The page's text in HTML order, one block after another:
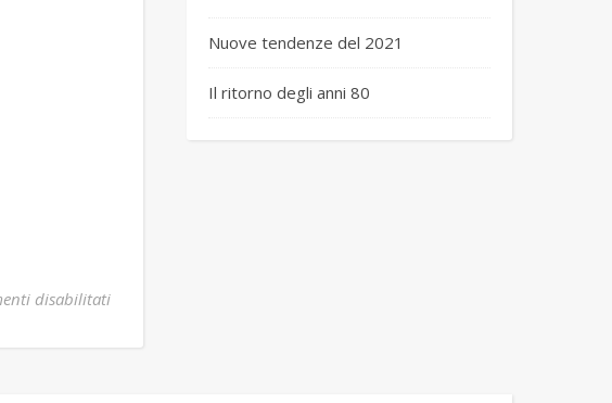
disabilitatisu basket 1
Nuove tendenze del 2021
Il ritorno degli anni 80